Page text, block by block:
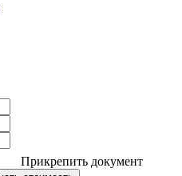
Прикрепить документ